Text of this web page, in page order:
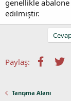
i
genellikle
edilmiştir.
Paylaş:
Tanışma Alanı